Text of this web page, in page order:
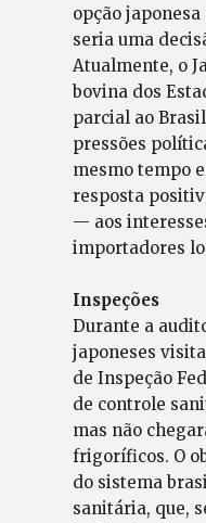
opção
seria uma
Atualmente, o
bovina dos
parcial ao
pressões
mesmo tempo
resposta
— aos
importadores
Inspeções
Durante a
japoneses
de Inspeção
de controle
mas não
frigoríficos. O
do sistema
sanitária, que,